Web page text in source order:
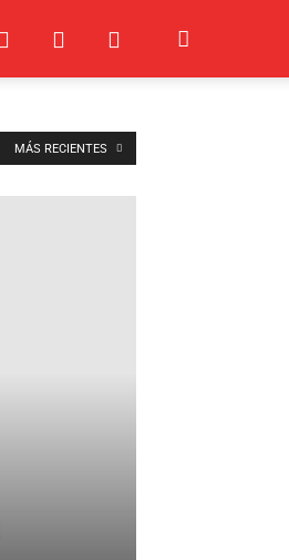
MÁS RECIENTES